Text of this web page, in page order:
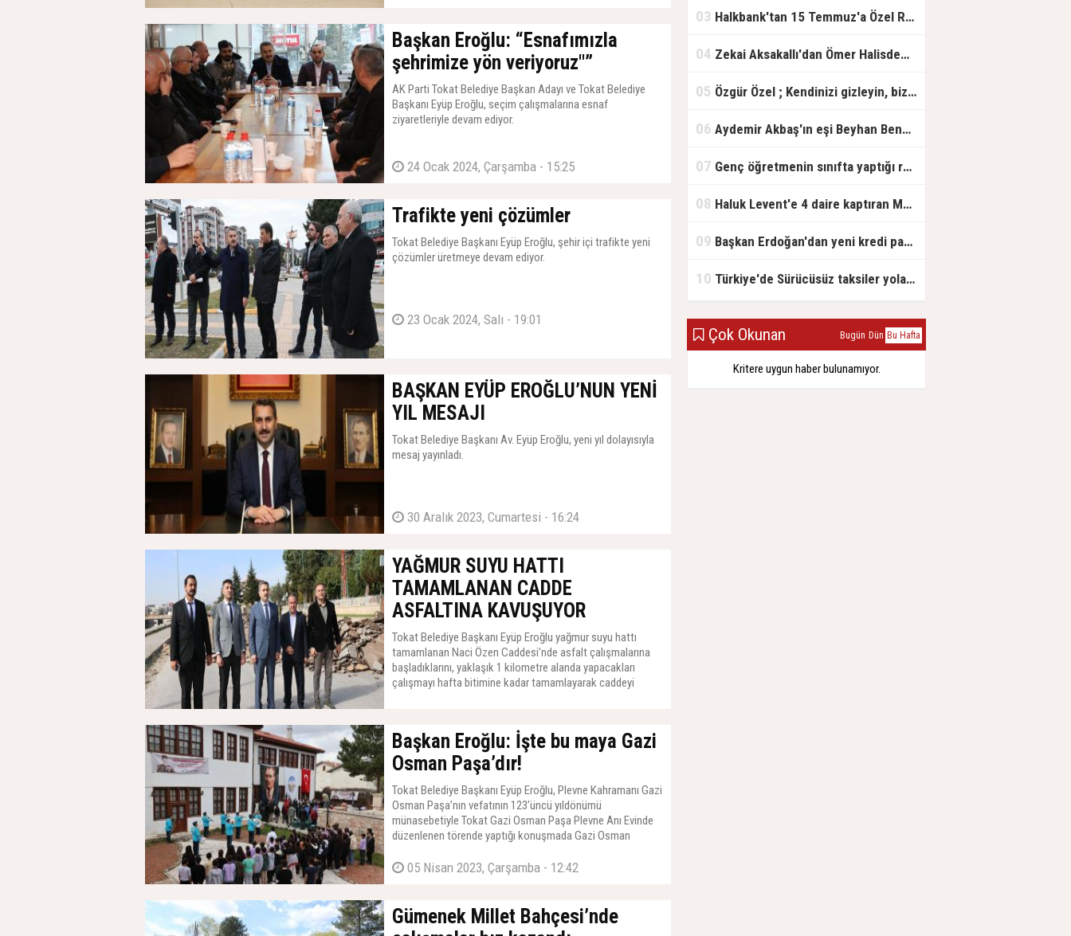
Başkan Eroğlu: “Esnafımızla
şehrimize yön veriyoruz"”
AK Parti Tokat Belediye Başkan Adayı ve Tokat Belediye
Başkanı Eyüp Eroğlu, seçim çalışmalarına esnaf
ziyaretleriyle devam ediyor.
24 Ocak 2024, Çarşamba - 15:25
Trafikte yeni çözümler
Tokat Belediye Başkanı Eyüp Eroğlu, şehir içi trafikte yeni
çözümler üretmeye devam ediyor.
23 Ocak 2024, Salı - 19:01
BAŞKAN EYÜP EROĞLU’NUN YENİ
YIL MESAJI
Tokat Belediye Başkanı Av. Eyüp Eroğlu, yeni yıl dolayısıyla
mesaj yayınladı.
30 Aralık 2023, Cumartesi - 16:24
YAĞMUR SUYU HATTI
TAMAMLANAN CADDE
ASFALTINA KAVUŞUYOR
Tokat Belediye Başkanı Eyüp Eroğlu yağmur suyu hattı
tamamlanan Naci Özen Caddesi’nde asfalt çalışmalarına
başladıklarını, yaklaşık 1 kilometre alanda yapacakları
çalışmayı hafta bitimine kadar tamamlayarak caddeyi
Başkan Eroğlu: İşte bu maya Gazi
Osman Paşa’dır!
Tokat Belediye Başkanı Eyüp Eroğlu, Plevne Kahramanı Gazi
Osman Paşa’nın vefatının 123’üncü yıldönümü
münasebetiyle Tokat Gazi Osman Paşa Plevne Anı Evinde
düzenlenen törende yaptığı konuşmada Gazi Osman
tarihinde çok önemli bir yere sahip olduğunu söyledi.
05 Nisan 2023, Çarşamba - 12:42
Gümenek Millet Bahçesi’nde
başlattıklarını belirten Sultanbeyli
ücretsiz hizmet vermenin
03 Halkbank'tan 15 Temmuz'a Özel Reklam Filmi: "İrade Bizim, Zafer Bizim"
04 Zekai Aksakallı'dan Ömer Halisdemir'e 'vefa' ziyareti!
05 Özgür Özel ; Kendinizi gizleyin, bizden işaret bekleyin
06 Aydemir Akbaş'ın eşi Beyhan Benek Akbaş hayatını kaybetti
07 Genç öğretmenin sınıfta yaptığı rezil paylaşım
08 Haluk Levent'e 4 daire kaptıran Müteahhit soluğu savcılıkta aldı
09 Başkan Erdoğan'dan yeni kredi paketi müjdesi: 6 ay geri ödemesiz, 36 ay vadeli
10 Türkiye'de Sürücüsüz taksiler yola çıkmaya hazırlanıyor
Çok Okunan Bugün Dün Bu Hafta
Kritere uygun haber bulunamıyor.